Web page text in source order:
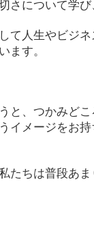
さについて学
て人生やビジ
ます。
と、つかみど
イメージをお
たちは普段あ